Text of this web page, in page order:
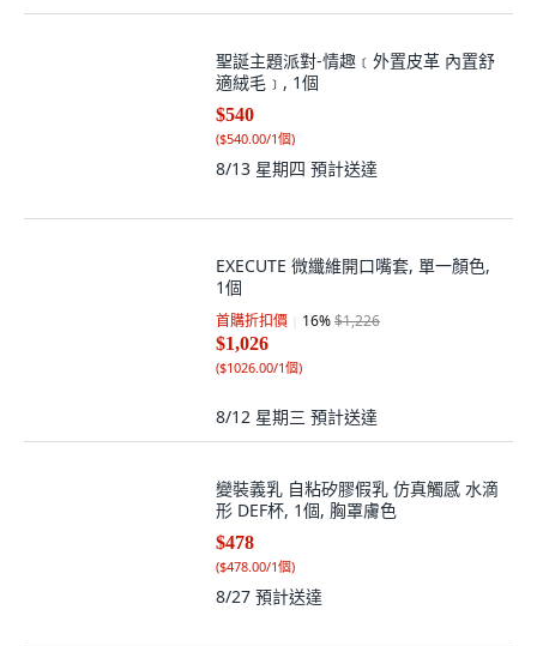
聖誕主題派對-情趣﹝外置皮革 內置舒
適絨毛﹞, 1個
$540
($540.00/1個)
8/13 星期四 預計送達
EXECUTE 微纖維開口嘴套, 單一顏色,
1個
首購折扣價 16%$1,226
$1,026
($1026.00/1個)
8/12 星期三 預計送達
變裝義乳 自粘矽膠假乳 仿真觸感 水滴
形 DEF杯, 1個, 胸罩膚色
$478
($478.00/1個)
8/27 預計送達